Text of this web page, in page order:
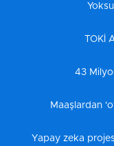
TOKİ
43
Maaşlardan
Yapay zeka